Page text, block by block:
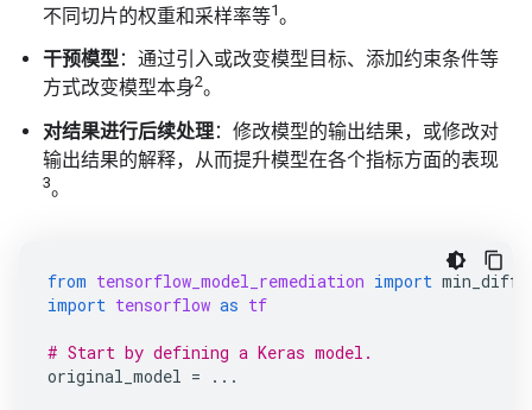
不同切片的权重和采样率等1。
干预模型：通过引入或改变模型目标、添加约束条件等
方式改变模型本身2。
对结果进行后续处理：修改模型的输出结果，或修改对
输出结果的解释，从而提升模型在各个指标方面的表现
3。
from tensorflow_model_remediation import min_diff
import tensorflow as tf
# Start by defining a Keras model.
original_model = ...